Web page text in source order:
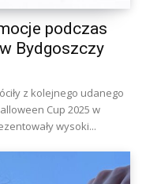
podczas
Bydgoszczy
z kolejnego udanego
Cup 2025 w
wysoki...